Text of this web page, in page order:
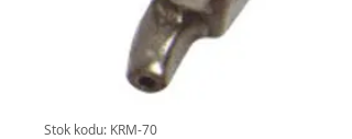
Stok kodu: KRM-70